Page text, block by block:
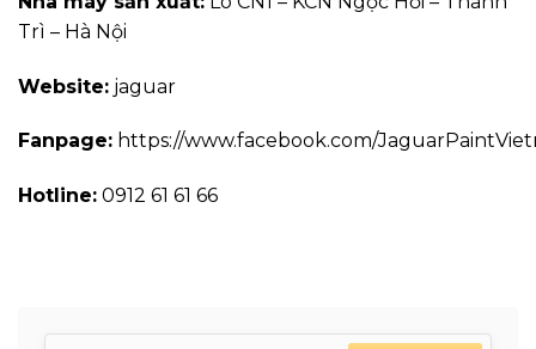
Trì – Hà Nội
Website: jaguar
Fanpage: https://www.facebook.com/
Hotline: 0912 61 61 66